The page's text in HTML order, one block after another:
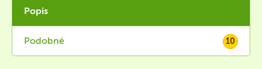
Popis
Podobné 10